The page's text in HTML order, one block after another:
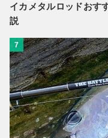
イカメタルロッドおす
説
7